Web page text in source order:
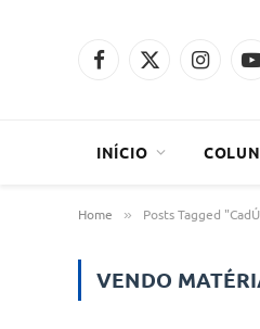
Facebook
X
INÍCIO
Home » Posts Tagged
VENDO